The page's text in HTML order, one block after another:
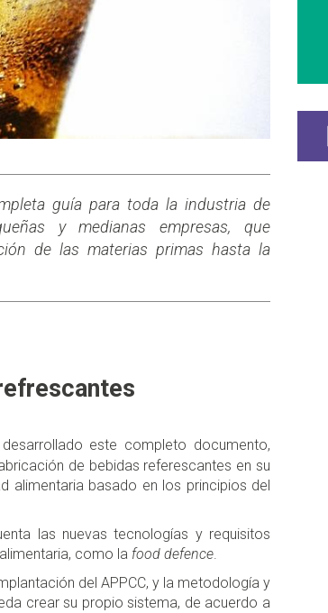
guía para toda la industria de
y medianas empresas, que
de las materias primas hasta la
desarrollado este completo documento,
de bebidas referescantes en su
alimentaria basado en los principios del
las nuevas tecnologías y requisitos
como la food defence.
del APPCC, y la metodología y
crear su propio sistema, de acuerdo a